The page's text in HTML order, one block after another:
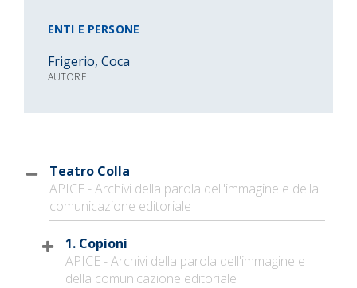
ENTI E PERSONE
Frigerio, Coca
AUTORE
Teatro Colla
APICE - Archivi della parola dell'immagine e della
comunicazione editoriale
1. Copioni
APICE - Archivi della parola dell'immagine e
della comunicazione editoriale